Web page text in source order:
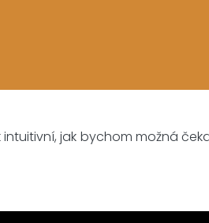
jak bychom možná